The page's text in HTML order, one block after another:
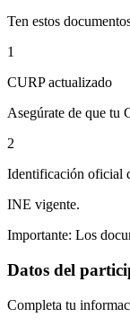
Ten estos
1
CURP actualizado
Asegúrate de que tu
2
Identificación oficial
INE vigente.
Importante: Los
Datos del
Completa tu